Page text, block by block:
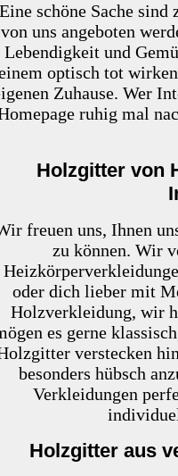
Eine schöne Sache
von uns angeboten
Lebendigkeit und
optisch tot
Zuhause. Wer
ruhig mal
Holzgitter von
freuen uns, Ihnen
zu können. Wir
oder dich lieber mit
Holzverkleidung, wir
es gerne
verstecken
besonders hübsch
Verkleidungen
Holzgitter aus